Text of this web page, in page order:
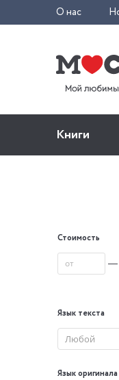
О нас
Книги
Стоимость
—
Язык текста
Любой
Язык оригинала